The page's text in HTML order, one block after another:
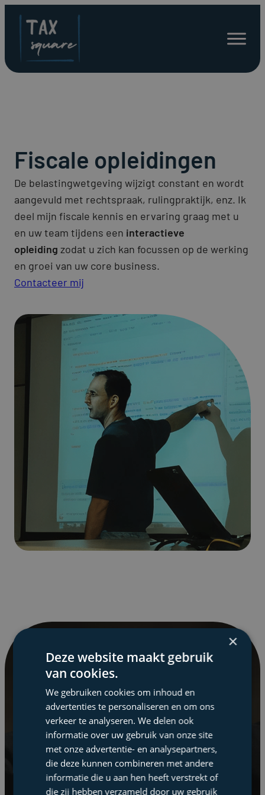
Spring
inhoud
Open
menu
Fiscale opleidingen
De belastingwetgeving wijzigt constant en wordt
aangevuld met rechtspraak, rulingpraktijk, enz. Ik
deel mijn fiscale kennis en ervaring graag met u
en uw team tijdens een interactieve
opleiding zodat u zich kan focussen op de werking
en groei van uw core business.
Contacteer mij
Elke maand op de hoogte
blijven
met de Tax Square
nieuwsbrief
Fiscale wetgeving en praktijk wijzigen
×
Deze website maakt gebruik
van cookies.
We gebruiken cookies om inhoud en
advertenties te personaliseren en om ons
verkeer te analyseren. We delen ook
informatie over uw gebruik van onze site
met onze advertentie- en analysepartners,
die deze kunnen combineren met andere
informatie die u aan hen heeft verstrekt of
die zij hebben verzameld door uw gebruik